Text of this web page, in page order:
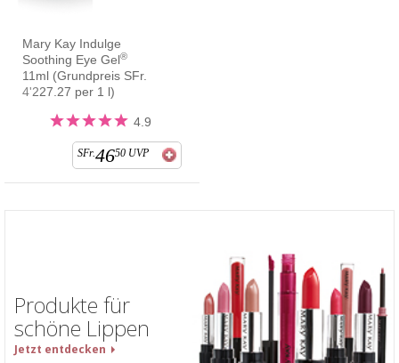
Mary Kay Indulge
Soothing Eye Gel®
11ml (Grundpreis SFr.
4'227.27 per 1 l)
4.9
SFr.4650 UVP
Produkte für
schöne Lippen
Jetzt entdecken